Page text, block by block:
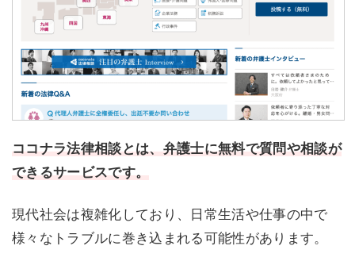
ココナラ法律相談とは、弁護士に無料で質問や相談が
できるサービスです。
現代社会は複雑化しており、日常生活や仕事の中で
様々なトラブルに巻き込まれる可能性があります。